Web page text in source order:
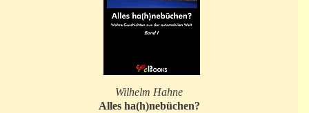
Wilhelm Hahne
Alles ha(h)nebüchen?